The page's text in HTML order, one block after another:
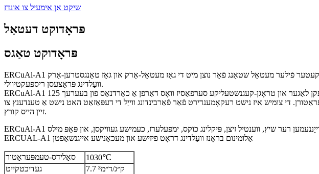
שיקט אַן אימעיל צו אונדז
פּראָדוקט דעטאַל
פּראָדוקט טאַגס
פֿרײַער אַלומינום בראָנז צומיש פֿאַרפֿיגבאר אין שפּולעד דראָט און 36” נאַקעטער פֿילער מעטאַל שטאַנג פֿאַר נוצן מיט די גאַז מעטאַל-אַרק און גאַז טאַנגסטרען-אַרק
וועַלדינג פּראָצעסן ריספּעקטיוולי.
דעפּאַזאַץ ווערן גענוצט בפֿרט צו איבערדעקן לאַגער און טראָגן-קעגנשטעליקע סערפאַסיז וואָס דאַרפן אַ כאַרדנאַס פון בעערעך 125 BHN און צו אַנטקעגנשטעלנ זיך קעראָוזשאַן
די צומיש איז נישט רעקאָמענדירט פֿאַר פֿאַרבינדונג ווייַל די דעפּאַזאַט האט נישט אַ טענדענץ צו
זיין הייס קורץ.
ERCUAL-A1 אַלומינום בראָנז וועַלדינג דראָט פיזישע און מעכאַנישע אייגנשאַפטן
סאָלידס-טעמפּעראַטור
1030℃
געדיכטקייט
7.7 ק״ג/ד״מ³